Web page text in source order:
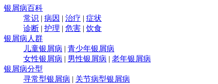
银屑病百科
常识 | 病因 | 治疗 | 症状
诊断 | 护理 | 危害 | 饮食
银屑病人群
儿童银屑病 | 青少年银屑病
女性银屑病 | 男性银屑病 | 老年银屑病
银屑病分型
寻常型银屑病 | 关节病型银屑病